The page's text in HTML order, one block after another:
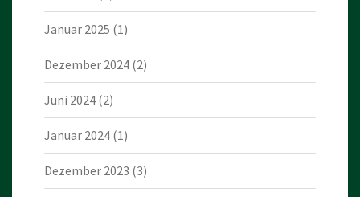
Januar 2025 (1)
Dezember 2024 (2)
Juni 2024 (2)
Januar 2024 (1)
Dezember 2023 (3)